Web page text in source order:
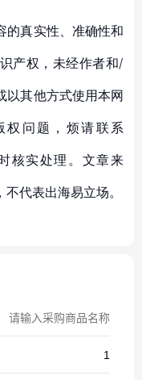
的真实性、准确性和
产权，未经作者和/
以其他方式使用本网
权问题，烦请联系
核实处理。文章来
代表出海易立场。